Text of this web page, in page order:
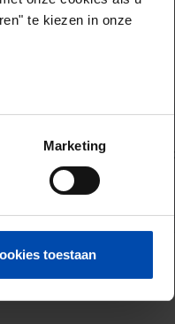
te kiezen in onze
Marketing
toestaan
Met Rent.nl ben je